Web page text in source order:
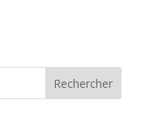
Rechercher